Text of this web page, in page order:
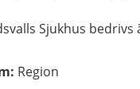
Sjukhus
: Region